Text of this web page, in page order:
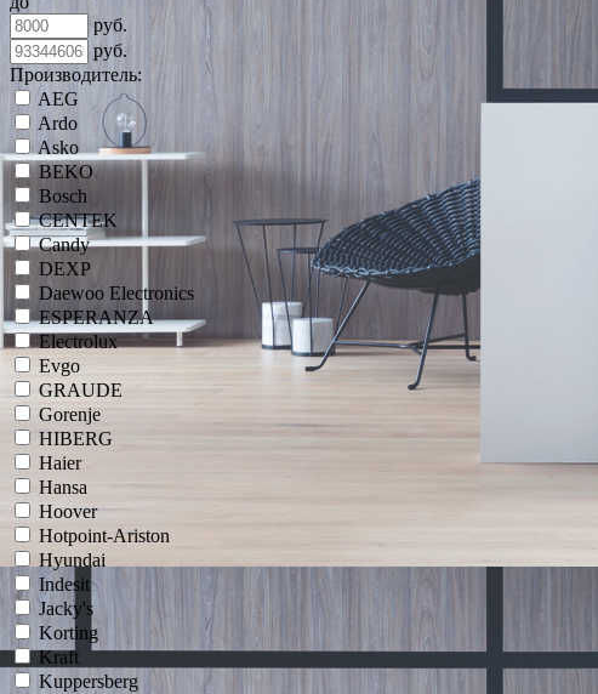
руб.
руб.
Производитель:
AEG
Ardo
Asko
BEKO
Bosch
CENTEK
Candy
DEXP
Daewoo Electronics
ESPERANZA
Electrolux
Evgo
GRAUDE
Gorenje
HIBERG
Haier
Hansa
Hoover
Hotpoint-Ariston
Hyundai
Indesit
Jacky's
Korting
Kraft
Kuppersberg